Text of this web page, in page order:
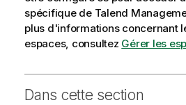
spécifique de Talend
plus d'informations concernant
espaces, consultez Gérer les
Dans cette section